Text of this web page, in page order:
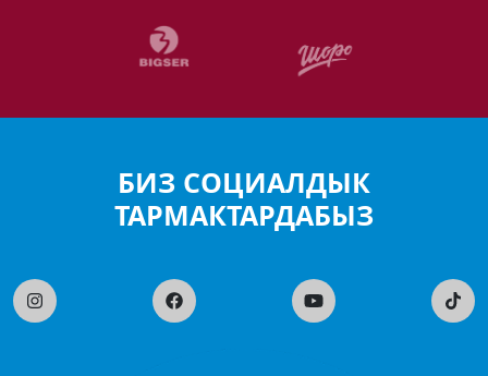
БИЗ СОЦИАЛДЫК
ТАРМАКТАРДАБЫЗ